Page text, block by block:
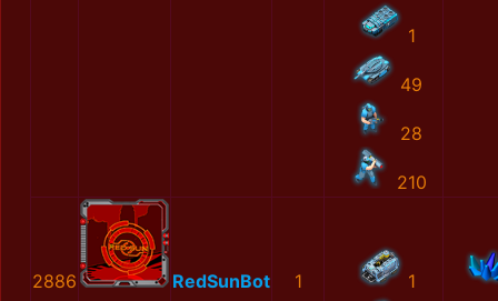
1
49
28
210
2886 RedSunBot 1 1